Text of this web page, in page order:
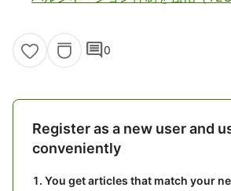
comment0
Register as a new user and
conveniently
You get articles that match your